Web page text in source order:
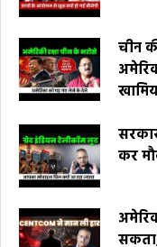
चीन
कर